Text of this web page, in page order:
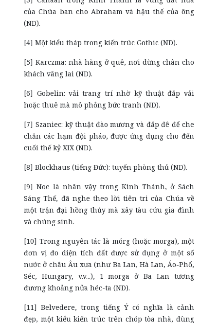
của Chúa ban cho Abraham và hậu thế của ông
(ND).
[4] Một kiểu tháp trong kiến trúc Gothic (ND).
[5] Karczma: nhà hàng ở quê, nơi dừng chân cho
khách vãng lai (ND).
[6] Gobelin: vải trang trí nhờ kỹ thuật đắp vải
hoặc thuê mà mô phỏng bức tranh (ND).
[7] Szaniec: kỹ thuật đào mương và đắp đê để che
chắn các hạm đội pháo, được ứng dụng cho đến
cuối thế kỷ XIX (ND).
[8] Blockhaus (tiếng Đức): tuyến phòng thủ (ND).
[9] Noe là nhân vậy trong Kinh Thánh, ở Sách
Sáng Thế, đã nghe theo lời tiên tri của Chúa về
một trận đại hồng thủy mà xây tàu cứu gia đình
và chúng sinh.
[10] Trong nguyên tác là mórg (hoặc morga), một
đơn vị đo diện tích đất được sử dụng ở một số
nước ở châu Âu xưa (như Ba Lan, Hà Lan, Áo-Phổ,
Séc, Hungary, v.v...), 1 morga ở Ba Lan tương
đương khoảng nửa héc-ta (ND).
[11] Belvedere, trong tiếng Ý có nghĩa là cảnh
đẹp, một kiểu kiến trúc trên chóp tòa nhà, dùng